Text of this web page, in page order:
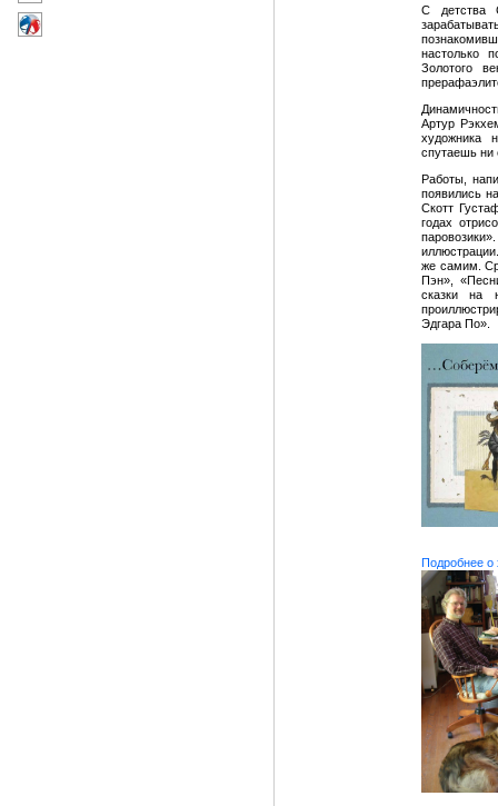
С детства
настолько
Золотого
Артур
художника
спутаешь ни
Работы,
появились
Скотт
годах
же самим.
Пэн»,
сказки на
Эдгара По».
Подробнее о